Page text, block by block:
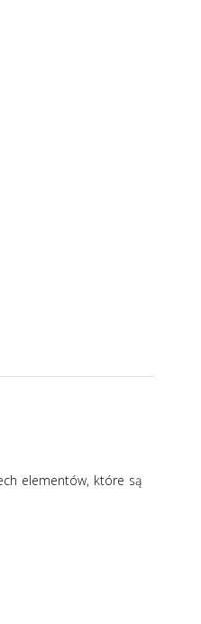
elementów, które są